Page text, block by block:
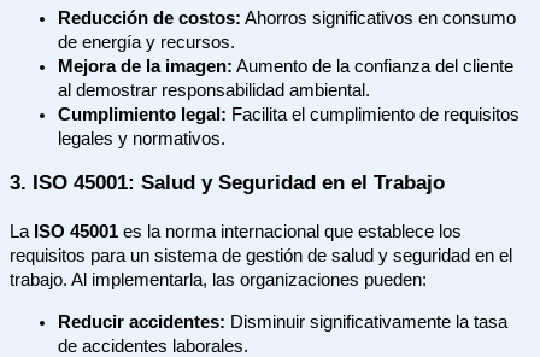
Reducción de costos: Ahorros significativos en consumo
de energía y recursos.
Mejora de la imagen: Aumento de la confianza del cliente
al demostrar responsabilidad ambiental.
Cumplimiento legal: Facilita el cumplimiento de requisitos
legales y normativos.
3. ISO 45001: Salud y Seguridad en el Trabajo
La ISO 45001 es la norma internacional que establece los
requisitos para un sistema de gestión de salud y seguridad en el
trabajo. Al implementarla, las organizaciones pueden:
Reducir accidentes: Disminuir significativamente la tasa
de accidentes laborales.